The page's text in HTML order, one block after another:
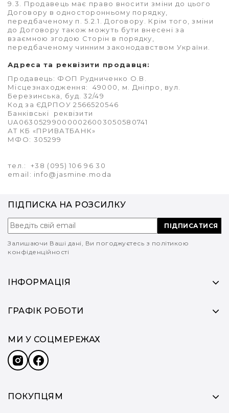
9.3. Продавець має право вносити зміни до цього
Договору в односторонньому порядку,
передбаченому п. 5.2.1. Договору. Крім того, зміни
до Договору також можуть бути внесені за
взаємною згодою Сторін в порядку,
передбаченому чинним законодавством України.
Адреса та реквізити продавця:
Продавець: ФОП Рудниченко О.В.
Місцезнаходження: 49000, м. Дніпро, вул.
Березинська, буд. 32/49
Код за ЄДРПОУ 2566520546
Банківські реквізити
UA063052990000026003050580741
АТ КБ «ПРИВАТБАНК»
МФО: 305299
тел.: +38 (095) 106 96 30
email: info@jasmine.moda
ІНФОРМАЦІЯ
ГРАФІК РОБОТИ
ПОКУПЦЯМ
ПІДПИСКА НА РОЗСИЛКУ
ПІДПИСАТИСЯ
Залишаючи Ваші дані, Ви погоджуєтесь з політикою
конфіденційності
МИ У СОЦМЕРЕЖАХ